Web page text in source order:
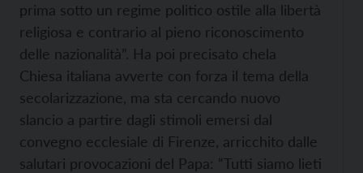
prima sotto un regime politico ostile alla libertà
religiosa e contrario al pieno riconoscimento
delle nazionalità”. Ha poi precisato chela
Chiesa italiana avverte con forza il tema della
secolarizzazione, ma sta cercando nuovo
slancio a partire dagli stimoli emersi dal
convegno ecclesiale di Firenze, arricchito dalle
salutari provocazioni del Papa: “Tutti siamo lieti